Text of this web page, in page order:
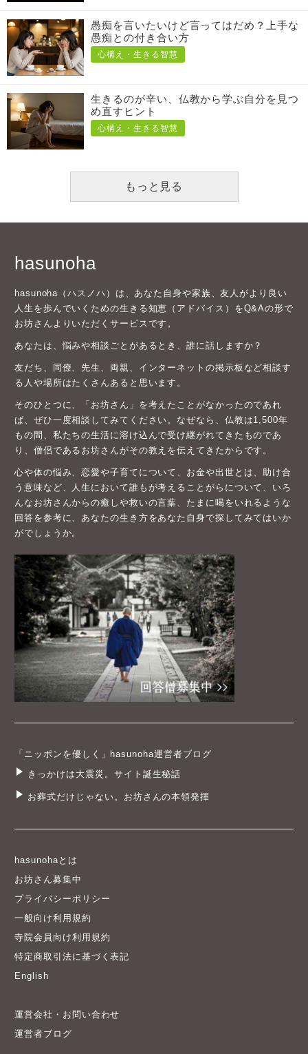
愚痴を言いたいけど言ってはだめ？上手な
愚痴との付き合い方
心構え・生きる智慧
生きるのが辛い、仏教から学ぶ自分を見つ
め直すヒント
心構え・生きる智慧
もっと見る
hasunoha
hasunoha（ハスノハ）は、あなた自身や家族、友人がより良い
人生を歩んでいくための生きる知恵（アドバイス）をQ&Aの形で
お坊さんよりいただくサービスです。
あなたは、悩みや相談ごとがあるとき、誰に話しますか？
友だち、同僚、先生、両親、インターネットの掲示板など相談す
る人や場所はたくさんあると思います。
そのひとつに、「お坊さん」を考えたことがなかったのであれ
ば、ぜひ一度相談してみてください。なぜなら、仏教は1,500年
もの間、私たちの生活に溶け込んで受け継がれてきたものであ
り、僧侶であるお坊さんがその教えを伝えてきたからです。
心や体の悩み、恋愛や子育てについて、お金や出世とは、助け合
う意味など、人生において誰もが考えることがらについて、いろ
んなお坊さんからの癒しや救いの言葉、たまに喝をいれるような
回答を参考に、あなたの生き方をあなた自身で探してみてはいか
がでしょうか。
「ニッポンを優しく」hasunoha運営者ブログ
きっかけは大震災。サイト誕生秘話
お葬式だけじゃない。お坊さんの本領発揮
hasunohaとは
お坊さん募集中
プライバシーポリシー
一般向け利用規約
寺院会員向け利用規約
特定商取引法に基づく表記
English
運営会社・お問い合わせ
運営者ブログ